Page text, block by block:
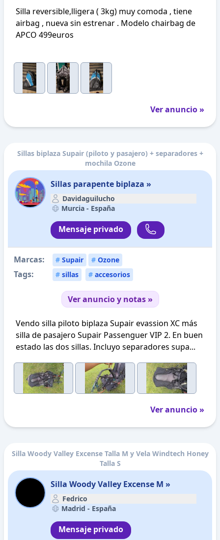
Silla reversible,lligera ( 3kg) muy comoda , tiene
airbag , nueva sin estrenar . Modelo chairbag de
APCO 499euros
Ver anuncio »
Sillas biplaza Supair (piloto y pasajero) + separadores +
mochila Ozone
Sillas parapente biplaza »
Davidaguilucho
Murcia - España
Mensaje privado
Marcas: # Supair # Ozone
Tags: # sillas # accesorios
Ver anuncio y notas »
Vendo silla piloto biplaza Supair evassion XC más
silla de pasajero Supair Passenguer VIP 2. En buen
estado las dos sillas. Incluyo separadores supa...
Ver anuncio »
Silla Woody Valley Excense Talla M y Vela Windtech Honey
Talla S
Silla Woody Valley Excense M »
Fedrico
Madrid - España
Mensaje privado